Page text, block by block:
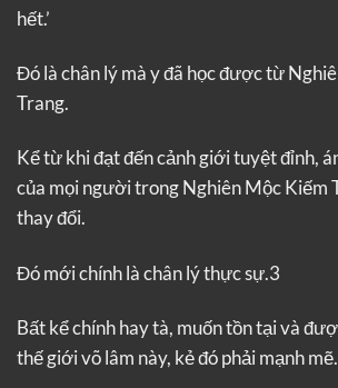
hết.’
Đó là chân lý mà y đã học được từ
Trang.
Kể từ khi đạt đến cảnh giới tuyệt đỉnh,
của mọi người trong Nghiên Mộc Kiếm
thay đổi.
Đó mới chính là chân lý thực sự.3
Bất kể chính hay tà, muốn tồn tại và
thế giới võ lâm này, kẻ đó phải mạnh mẽ.